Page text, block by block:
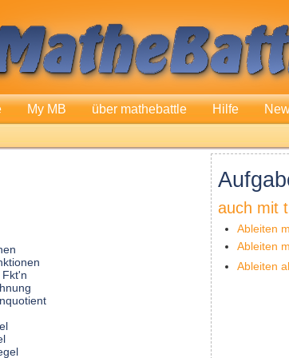
My MB über mathebattle Hilfe
auch mit
Ableiten
Ableiten
Ableiten